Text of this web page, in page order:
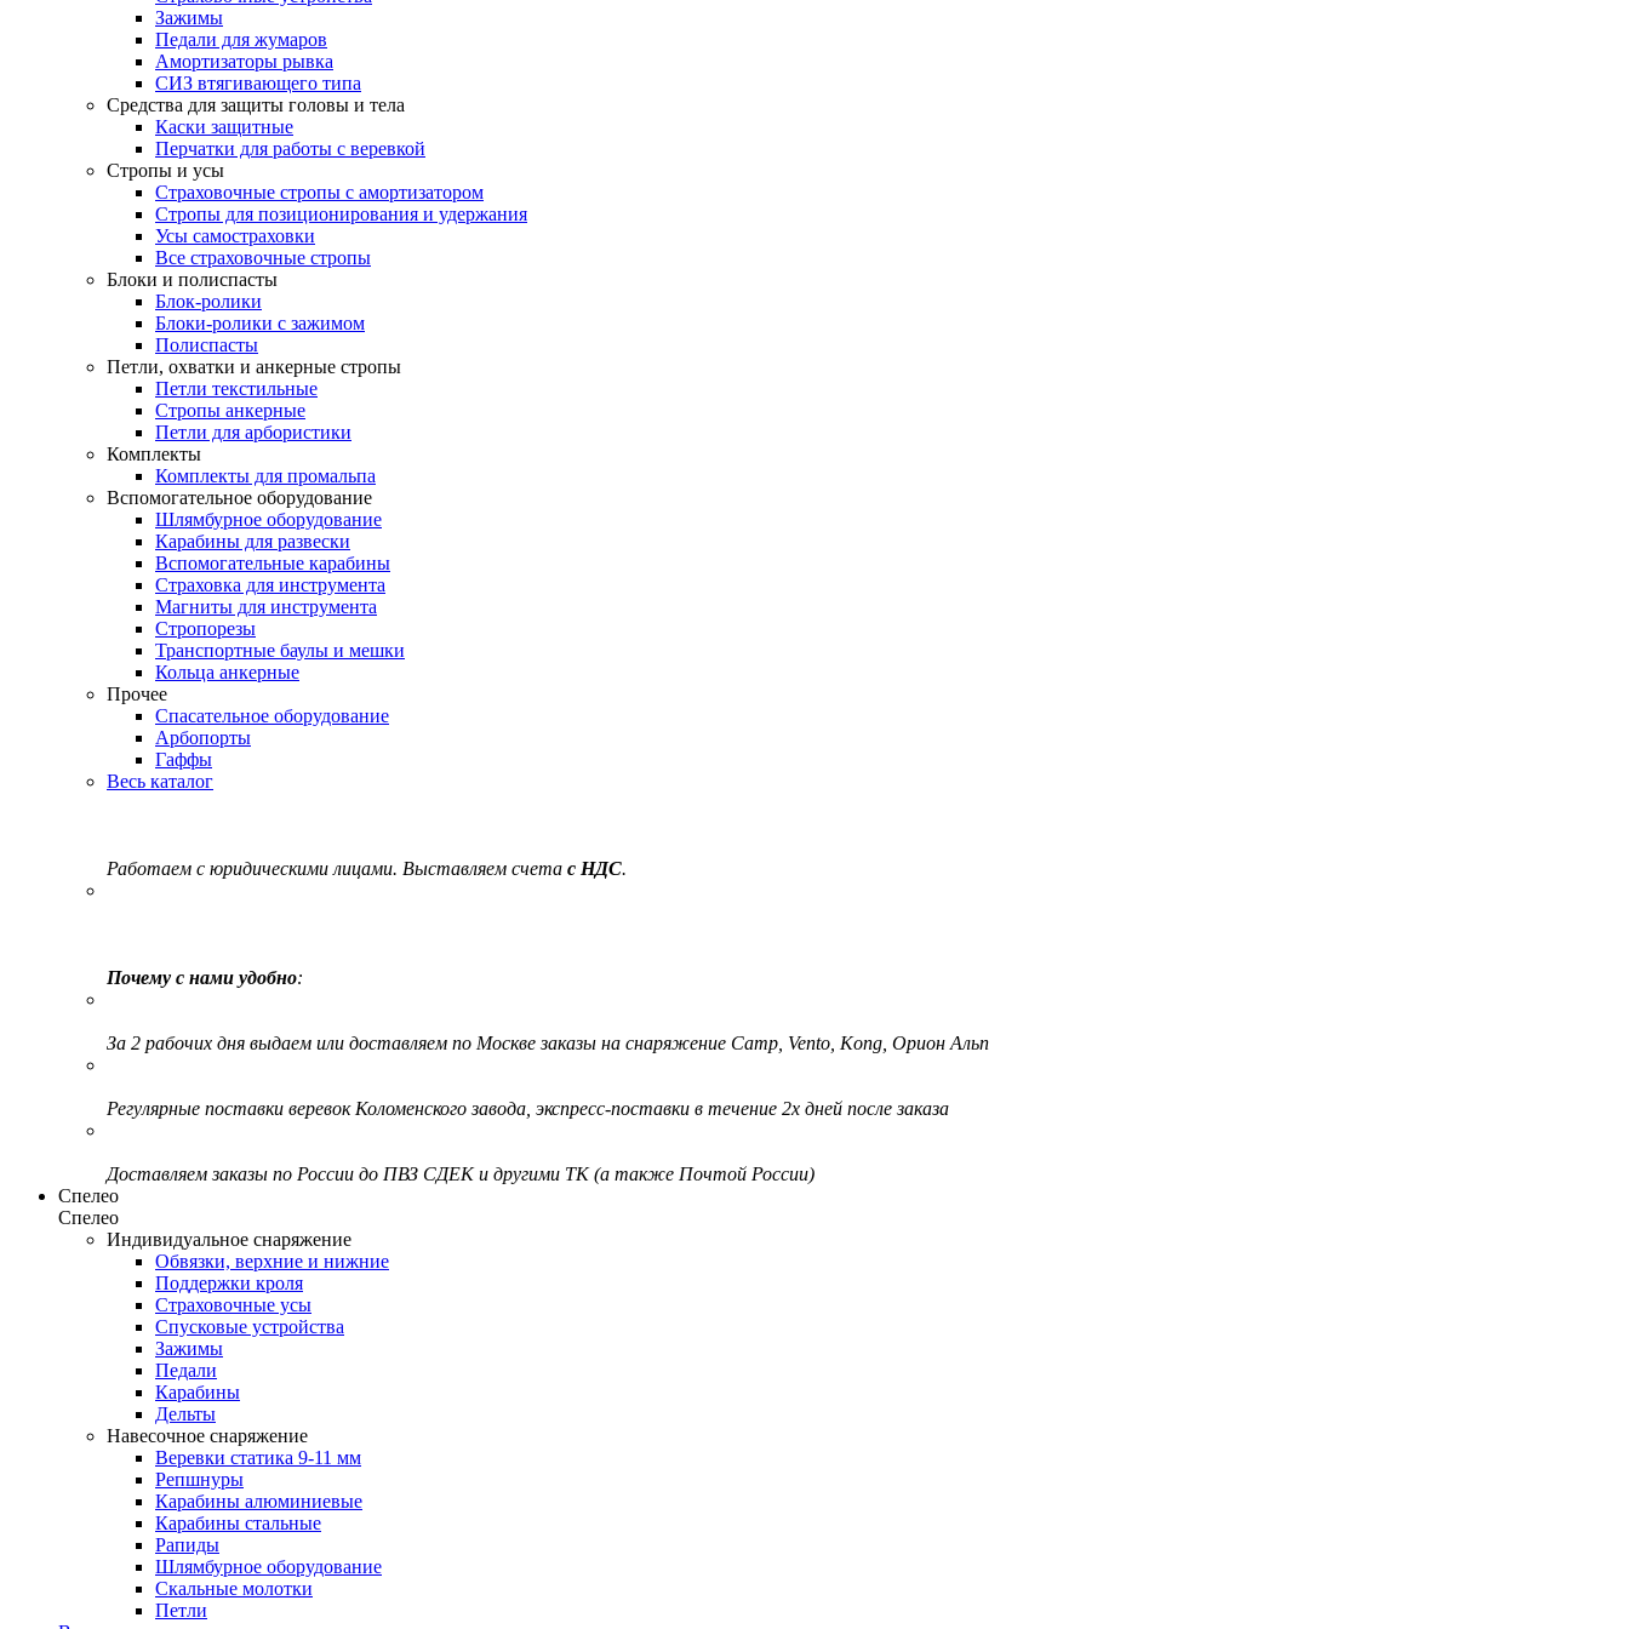
Зажимы
Педали для жумаров
Амортизаторы рывка
СИЗ втягивающего типа
Средства для защиты головы и тела
Каски защитные
Перчатки для работы с веревкой
Стропы и усы
Страховочные стропы с амортизатором
Стропы для позиционирования и удержания
Усы самостраховки
Все страховочные стропы
Блоки и полиспасты
Блок-ролики
Блоки-ролики с зажимом
Полиспасты
Петли, охватки и анкерные стропы
Петли текстильные
Стропы анкерные
Петли для арбористики
Комплекты
Комплекты для промальпа
Вспомогательное оборудование
Шлямбурное оборудование
Карабины для развески
Вспомогательные карабины
Страховка для инструмента
Магниты для инструмента
Стропорезы
Транспортные баулы и мешки
Кольца анкерные
Прочее
Спасательное оборудование
Арбопорты
Гаффы
Весь каталог
Работаем с юридическими лицами. Выставляем счета с НДС.
Почему с нами удобно:
За 2 рабочих дня выдаем или доставляем по Москве заказы на снаряжение Camp, Vento, Kong, Орион Альп
Регулярные поставки веревок Коломенского завода, экспресс-поставки в течение 2х дней после заказа
Доставляем заказы по России до ПВЗ СДЕК и другими ТК (а также Почтой России)
Спелео
Спелео
Индивидуальное снаряжение
Обвязки, верхние и нижние
Поддержки кроля
Страховочные усы
Спусковые устройства
Зажимы
Педали
Карабины
Дельты
Навесочное снаряжение
Веревки статика 9-11 мм
Репшнуры
Карабины алюминиевые
Карабины стальные
Рапиды
Шлямбурное оборудование
Скальные молотки
Петли